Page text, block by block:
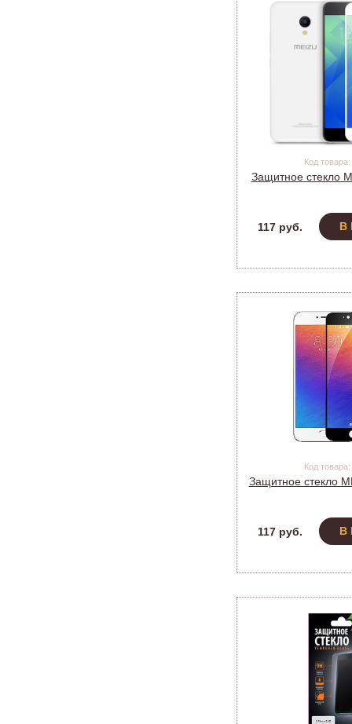
Код
Защитное стекло
117 руб. В
Код
Защитное стекло
117 руб. В